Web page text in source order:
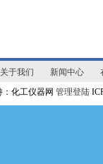
关于我们 新闻中心
化工仪器网 管理登陆